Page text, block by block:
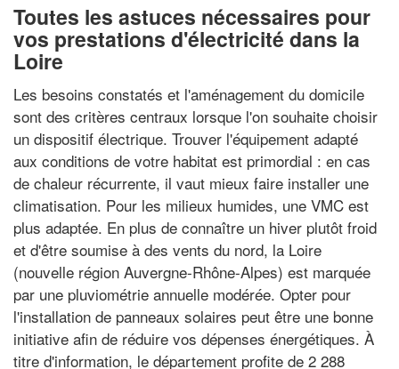
Toutes les astuces nécessaires pour
vos prestations d'électricité dans la
Loire
Les besoins constatés et l'aménagement du domicile
sont des critères centraux lorsque l'on souhaite choisir
un dispositif électrique. Trouver l'équipement adapté
aux conditions de votre habitat est primordial : en cas
de chaleur récurrente, il vaut mieux faire installer une
climatisation. Pour les milieux humides, une VMC est
plus adaptée. En plus de connaître un hiver plutôt froid
et d'être soumise à des vents du nord, la Loire
(nouvelle région Auvergne-Rhône-Alpes) est marquée
par une pluviométrie annuelle modérée. Opter pour
l'installation de panneaux solaires peut être une bonne
initiative afin de réduire vos dépenses énergétiques. À
titre d'information, le département profite de 2 288